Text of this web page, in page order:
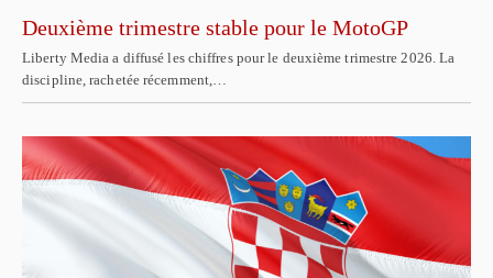
Deuxième trimestre stable pour le MotoGP
Liberty Media a diffusé les chiffres pour le deuxième trimestre 2026. La
discipline, rachetée récemment,…